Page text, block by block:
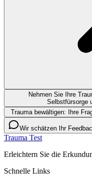
Nehmen Sie Ihre
Selbstfürsorge
Trauma bewältigen: Ihre
Wir schätzen Ihr
Trauma Test
Erleichtern Sie die
Schnelle Links